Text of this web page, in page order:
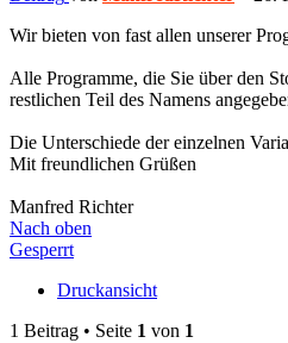
Wir bieten von fast allen unserer
Alle Programme, die Sie über den
restlichen Teil des Namens
Die Unterschiede der einzelnen
Mit freundlichen Grüßen
Manfred Richter
Nach oben
Gesperrt
Druckansicht
1 Beitrag • Seite 1 von 1